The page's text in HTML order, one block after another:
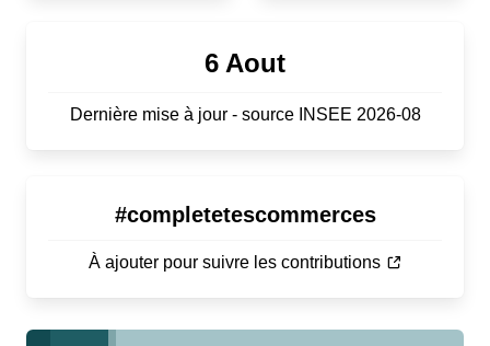
6 Aout
Dernière mise à jour - source INSEE 2026-08
#completetescommerces
À ajouter pour suivre les contributions